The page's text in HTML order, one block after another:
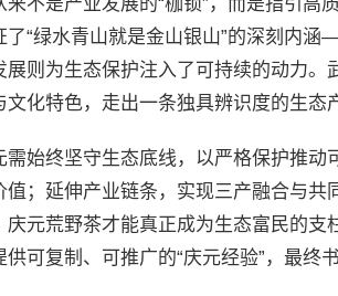
了“绿水青山就是金山银山”的深刻内
展则为生态保护注入了可持续的动力
文化特色，走出一条独具辨识度的生态
需始终坚守生态底线，以严格保护推
值；延伸产业链条，实现三产融合与
庆元荒野茶才能真正成为生态富民的
供可复制、可推广的“庆元经验”，最终